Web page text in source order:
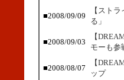
■2008/09/09
【スト
る」
■2008/09/03
【
モーも参
■2008/08/07
【
ップ